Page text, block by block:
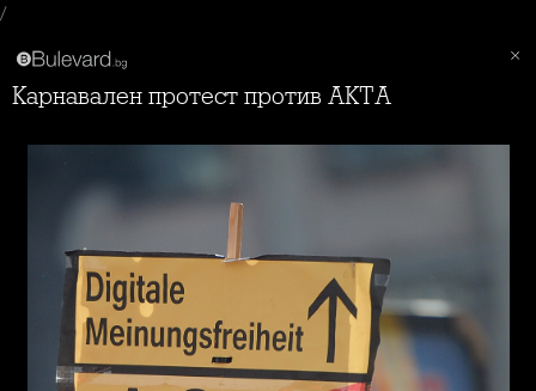
/
Карнавален протест против АКТА